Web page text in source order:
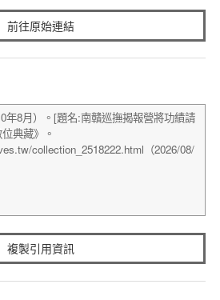
前往原始連結
複製引用資訊